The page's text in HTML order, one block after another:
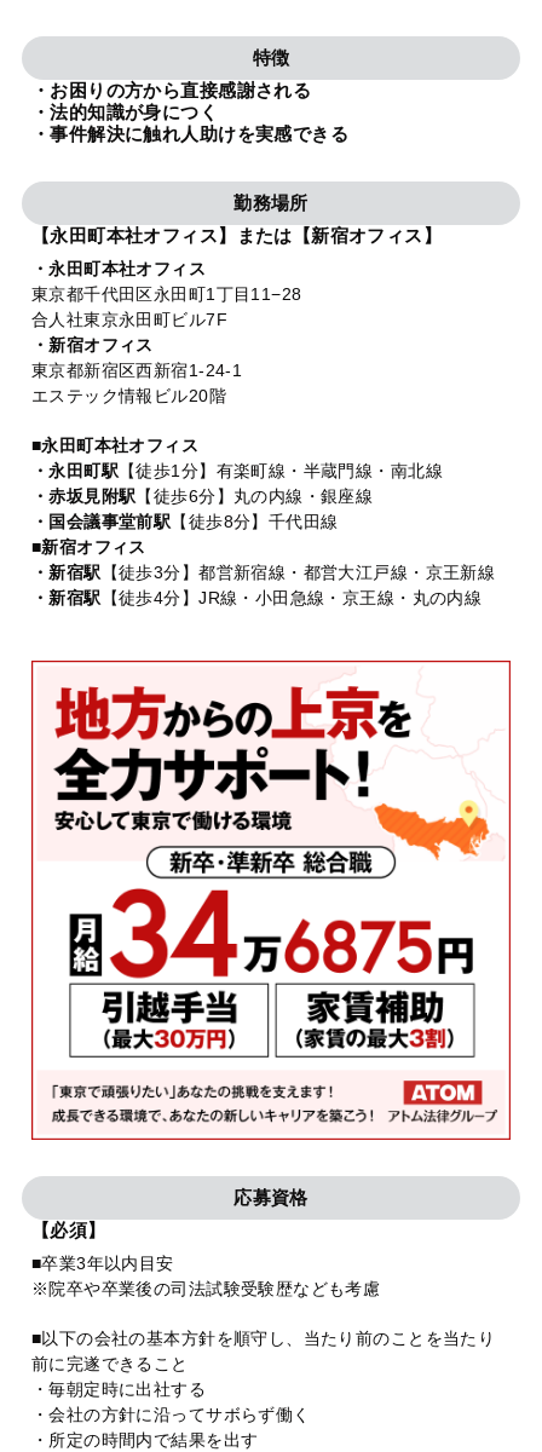
特徴
・お困りの方から直接感謝される
・法的知識が身につく
・事件解決に触れ人助けを実感できる
勤務場所
【永田町本社オフィス】または【新宿オフィス】
・永田町本社オフィス
東京都千代田区永田町1丁目11−28
合人社東京永田町ビル7F
・新宿オフィス
東京都新宿区西新宿1-24-1
エステック情報ビル20階
■永田町本社オフィス
・永田町駅 【徒歩1分】有楽町線・半蔵門線・南北線
・赤坂見附駅 【徒歩6分】丸の内線・銀座線
・国会議事堂前駅 【徒歩8分】千代田線
■新宿オフィス
・新宿駅 【徒歩3分】都営新宿線・都営大江戸線・京王新線
・新宿駅 【徒歩4分】JR線・小田急線・京王線・丸の内線
応募資格
【必須】
■卒業3年以内目安
※院卒や卒業後の司法試験受験歴なども考慮
■以下の会社の基本方針を順守し、当たり前のことを当たり
前に完遂できること
・毎朝定時に出社する
・会社の方針に沿ってサボらず働く
・所定の時間内で結果を出す